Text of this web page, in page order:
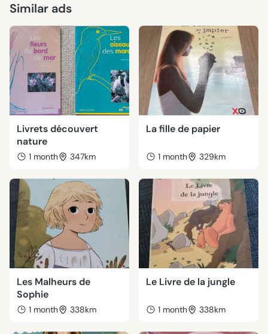
Similar ads
Livrets découvert
nature
1 month 347km
La fille de papier
1 month 329km
Les Malheurs de
Sophie
1 month 338km
Le Livre de la jungle
1 month 338km